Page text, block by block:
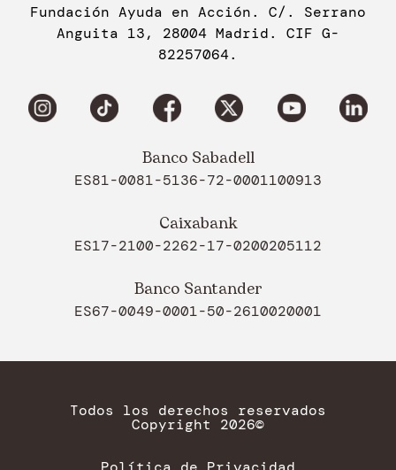
Fundación Ayuda en Acción. C/. Serrano
Anguita 13, 28004 Madrid. CIF G-
82257064.
Banco Sabadell
ES81-0081-5136-72-0001100913
Caixabank
ES17-2100-2262-17-0200205112
Banco Santander
ES67-0049-0001-50-2610020001
Todos los derechos reservados
Copyright 2026©